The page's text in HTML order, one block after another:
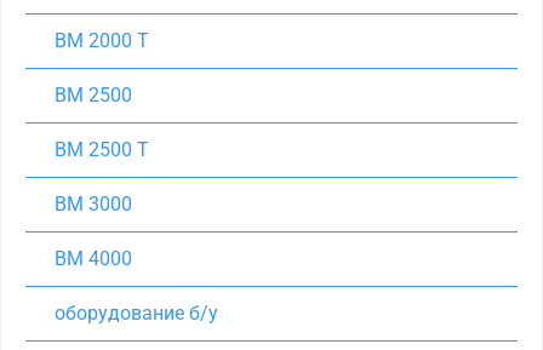
BM 2000 T
BM 2500
BM 2500 T
BM 3000
BM 4000
оборудование б/у